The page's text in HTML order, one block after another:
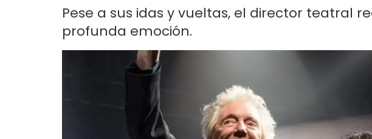
Pese a sus idas y vueltas, el director teatral
profunda emoción.